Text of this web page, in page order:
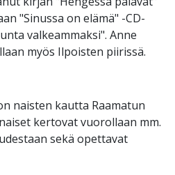
"Sinussa on elämä" -CD-
valkeammaksi". Anne
myös Ilpoisten piirissä.
naisten kautta Raamatun
kertovat vuorollaan mm.
sekä opettavat